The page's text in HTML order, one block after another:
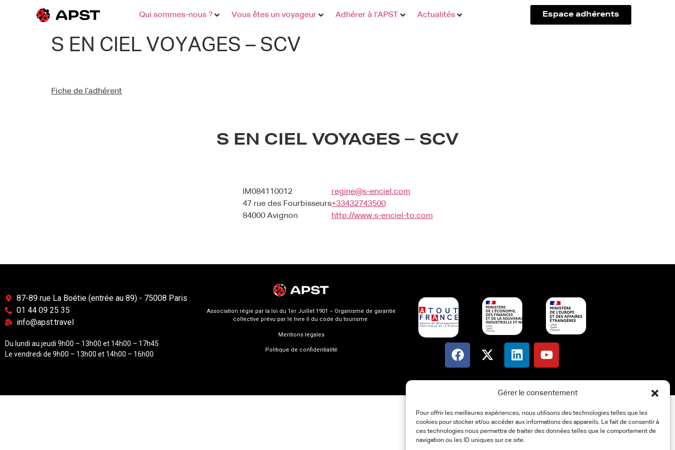
Gérer le consentement
Pour offrir les meilleures expériences, nous utilisons des technologies telles que les
cookies pour stocker et/ou accéder aux informations des appareils. Le fait de consentir à
ces technologies nous permettra de traiter des données telles que le comportement de
navigation ou les ID uniques sur ce site.
Qui sommes-nous ? Vous êtes un voyageur Adhérer à l’APST Actualités Espace adhérents
S EN CIEL VOYAGES – SCV
Fiche de l’adhérent
S EN CIEL VOYAGES – SCV
IM084110012
47 rue des Fourbisseurs
84000 Avignon
regine@s-enciel.com
+33432743500
http://www.s-enciel-to.com
87-89 rue La Boétie (entrée au 89) - 75008 Paris
01 44 09 25 35
info@apst.travel
Du lundi au jeudi 9h00 – 13h00 et 14h00 – 17h45
Le vendredi de 9h00 – 13h00 et 14h00 – 16h00
Association régie par la loi du 1er Juillet 1901 – Organisme de garantie
collective prévu par le livre II du code du tourisme
Mentions légales
Politique de confidentialité